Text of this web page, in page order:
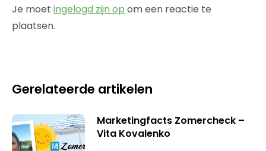
Je moet ingelogd zijn op om een reactie te
plaatsen.
Gerelateerde artikelen
Marketingfacts Zomercheck –
Vita Kovalenko